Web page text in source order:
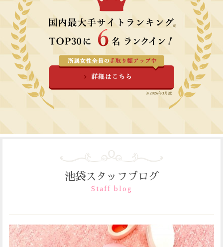
池袋スタッフブログ
Staff blog